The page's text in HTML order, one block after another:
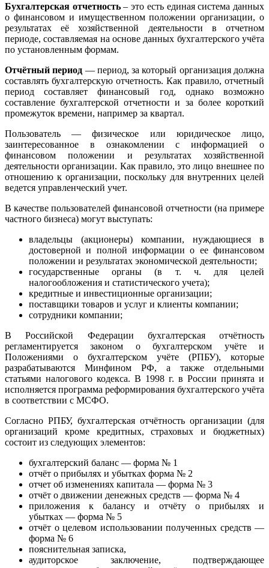
Бухгалтерская отчетность– это есть единая система данных
о финансовом и имущественном положении организации, о
результатах её хозяйственной деятельности в отчетном
периоде, составляемая на основе данных бухгалтерского учёта
по установленным формам.
Отчётный период — период, за который организация должна
составлять бухгалтерскую отчетность. Как правило, отчетный
период составляетфинансовый год, однако возможно
составление бухгалтерской отчетности и за более короткий
промежуток времени, например за квартал.
Пользователь —физическое или юридическое лицо,
заинтересованное в ознакомлении с информацией о
финансовом положении и результатах хозяйственной
деятельности организации. Как правило, это лицо внешнее по
отношению к организации, поскольку для внутренних целей
ведется управленческий учет.
В качестве пользователей финансовой отчетности (на примере
частного бизнеса) могут выступать:
владельцы (акционеры) компании, нуждающиеся в
достоверной и полной информации о ее финансовом
положении и результатах экономической деятельности;
государственные органы (в т. ч. для целей
налогообложения и статистического учета);
кредитные и инвестиционные организации;
поставщики товаров и услуг и клиенты компании;
сотрудники компании;
ВРоссийской Федерации бухгалтерская отчётность
регламентируется законом о бухгалтерском учёте и
Положениями о бухгалтерском учёте (РПБУ), которые
разрабатываются Минфином РФ, а также отдельными
статьями налогового кодекса. В 1998 г. в России принята и
исполняется программа реформирования бухгалтерского учёта
в соответствии с МСФО.
Согласно РПБУ, бухгалтерская отчётность организации (для
организаций кроме кредитных, страховых и бюджетных)
состоит из следующих элементов:
бухгалтерский баланс — форма № 1
отчёт о прибылях и убытках форма № 2
отчет об изменениях капитала — форма № 3
отчёт о движении денежных средств — форма № 4
приложения к балансу и отчёту о прибылях и
убытках — форма № 5
отчёт о целевом использовании полученных средств —
форма № 6
пояснительная записка,
аудиторское заключение, подтверждающее